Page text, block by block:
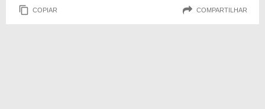
COPIAR COMPARTILHAR